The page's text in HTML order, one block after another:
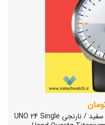
ساعت مچی تیتانیومی تک عقربه کوارتز سفید / نارنجی UNO 24 Single